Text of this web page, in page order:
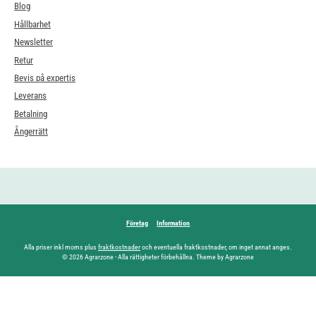
Blog
Hållbarhet
Newsletter
Retur
Bevis på expertis
Leverans
Betalning
Ångerrätt
Företag Information
Alla priser inkl moms plus fraktkostnaderoch eventuella fraktkostnader, om inget annat anges.
© 2026 Agrarzone - Alla rättigheter förbehållna. Theme by Agrarzone